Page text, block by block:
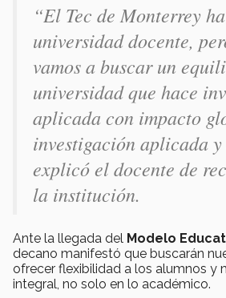
“El Tec de Monterrey
universidad docente,
vamos a buscar un
universidad que hace
aplicada con impacto
investigación aplicada
explicó el docente de
la institución.
Ante la llegada del Modelo
decano manifestó que buscarán
ofrecer flexibilidad a los alumnos y
integral, no solo en lo académico.